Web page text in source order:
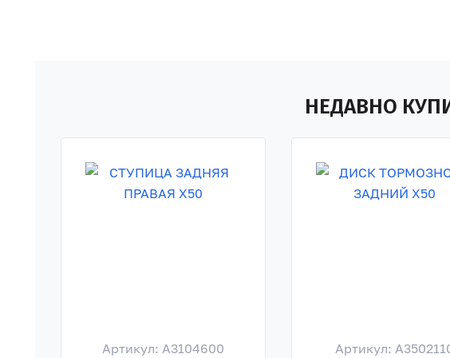
НЕДАВНО
Артикул: A3104600 Артикул: